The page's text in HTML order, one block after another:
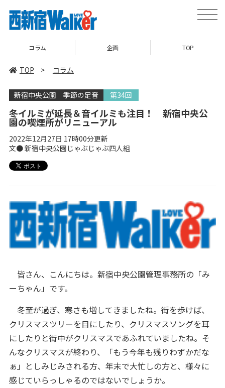
toggle
コラム 企画 TOP
TOP > コラム
新宿中央公園 季節の足音 第34回
冬イルミが延長＆音イルミも注目！ 新宿中央公
園の喫煙所がリニューアル
2022年12月27日 17時00分更新
文● 新宿中央公園じゃぶじゃぶ四人組
皆さん、こんにちは。新宿中央公園管理事務所の「み
ーちゃん」です。
冬至が過ぎ、寒さも増してきましたね。街を歩けば、
クリスマスツリーを目にしたり、クリスマスソングを耳
にしたりと街中がクリスマスであふれていましたね。そ
んなクリスマスが終わり、「もう今年も残りわずかだな
ぁ」としみじみされる方、年末で大忙しの方と、様々に
感じていらっしゃるのではないでしょうか。